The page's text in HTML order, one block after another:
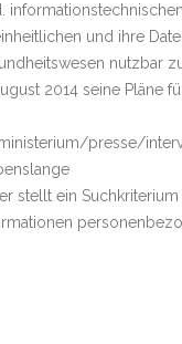
und ihre
nutzbar
2014 seine Pläne
presse/
stellt ein